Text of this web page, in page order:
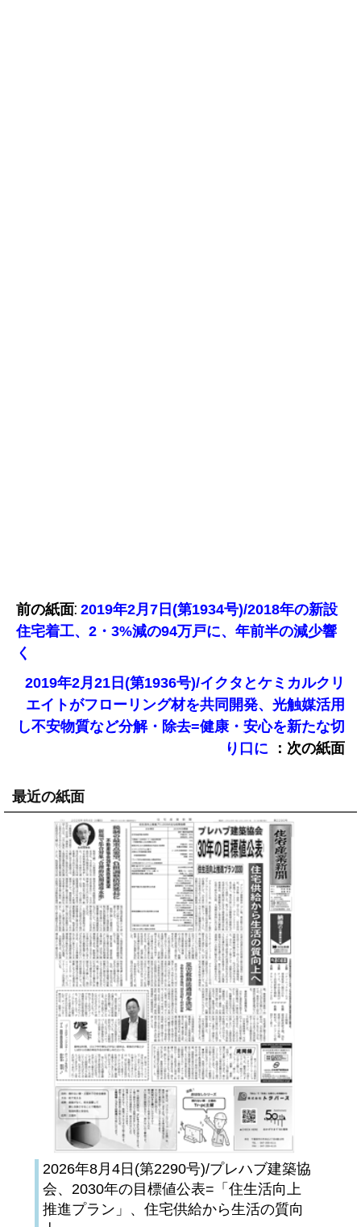
前の紙面: 2019年2月7日(第1934号)/2018年の新設
住宅着工、2・3%減の94万戸に、年前半の減少響
く
2019年2月21日(第1936号)/イクタとケミカルクリ
エイトがフローリング材を共同開発、光触媒活用
し不安物質など分解・除去=健康・安心を新たな切
り口に
：次の紙面
最近の紙面
2026年8月4日(第2290号)/プレハブ建築協
会、2030年の目標値公表=「住生活向上
推進プラン」、住宅供給から生活の質向